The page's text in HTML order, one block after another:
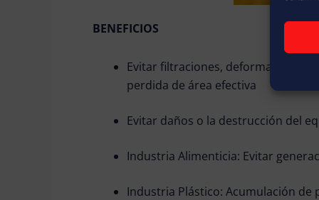
BENEFICIOS
Evitar filtraciones, deformaciones,
perdida de área efectiva
Evitar daños o la destrucción del
Industria Alimenticia: Evitar
Industria Plástico: Acumulación de